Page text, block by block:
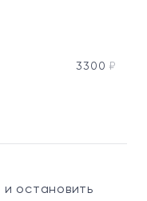
3300 ₽
и остановить